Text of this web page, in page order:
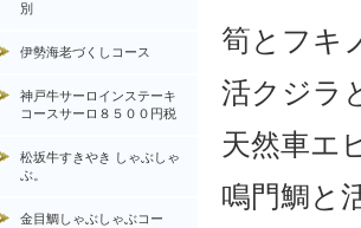
筍とフキ
活クジラ
天然車エ
鳴門鯛と
別
伊勢海老づくしコース
神戸牛サーロインステーキ
コースサーロ８５００円税
松坂牛すきやき しゃぶしゃ
ぶ。
金目鯛しゃぶしゃぶコー